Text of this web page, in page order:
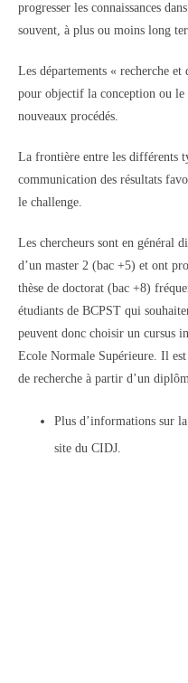
progresser les connaissances
souvent, à plus ou moins long
Les départements « recherche
pour objectif la conception ou le
nouveaux procédés.
La frontière entre les différents
communication des résultats
le challenge.
Les chercheurs sont en général
d’un master 2 (bac +5) et ont
thèse de doctorat (bac +8)
étudiants de BCPST qui
peuvent donc choisir un cursus
Ecole Normale Supérieure. Il
de recherche à partir d’un
Plus d’informations sur la
site du CIDJ.